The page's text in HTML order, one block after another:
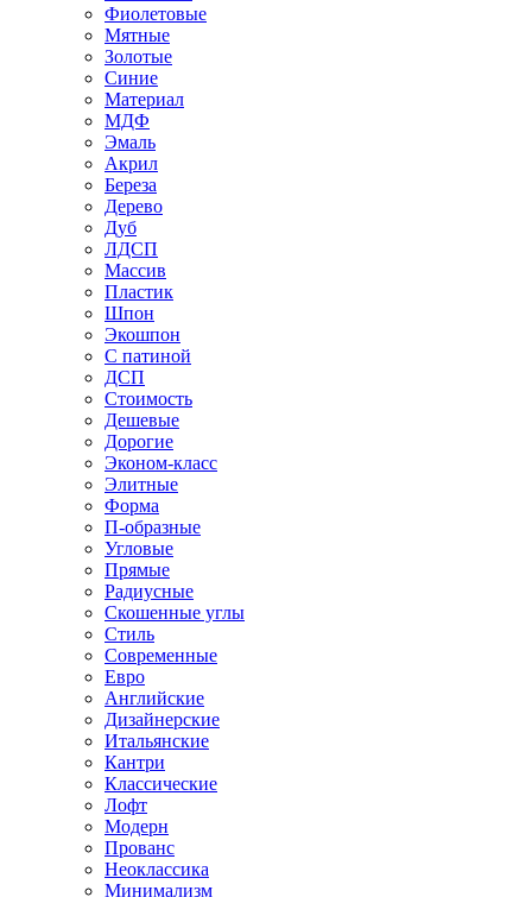
Фиолетовые
Мятные
Золотые
Синие
Материал
МДФ
Эмаль
Акрил
Береза
Дерево
Дуб
ЛДСП
Массив
Пластик
Шпон
Экошпон
С патиной
ДСП
Стоимость
Дешевые
Дорогие
Эконом-класс
Элитные
Форма
П-образные
Угловые
Прямые
Радиусные
Скошенные углы
Стиль
Современные
Евро
Английские
Дизайнерские
Итальянские
Кантри
Классические
Лофт
Модерн
Прованс
Неоклассика
Минимализм